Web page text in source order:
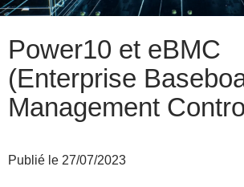
Power10 et eBMC
(Enterprise
Management
Publié le 27/07/2023